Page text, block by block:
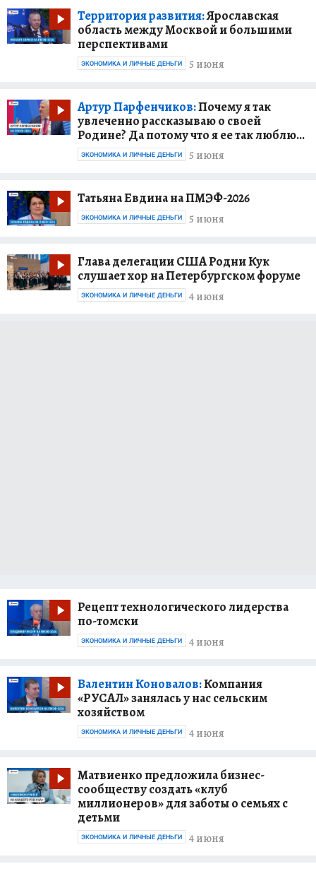
Территория развития:Ярославская
область между Москвой и большими
перспективами
5 июня
ЭКОНОМИКА И ЛИЧНЫЕ ДЕНЬГИ
Артур Парфенчиков:Почему я так
увлеченно рассказываю о своей
Родине? Да потому что я ее так люблю…
5 июня
ЭКОНОМИКА И ЛИЧНЫЕ ДЕНЬГИ
Татьяна Евдина на ПМЭФ-2026
5 июня
ЭКОНОМИКА И ЛИЧНЫЕ ДЕНЬГИ
Глава делегации США Родни Кук
слушает хор на Петербургском форуме
4 июня
ЭКОНОМИКА И ЛИЧНЫЕ ДЕНЬГИ
Рецепт технологического лидерства
по-томски
4 июня
ЭКОНОМИКА И ЛИЧНЫЕ ДЕНЬГИ
Валентин Коновалов:Компания
«РУСАЛ» занялась у нас сельским
хозяйством
4 июня
ЭКОНОМИКА И ЛИЧНЫЕ ДЕНЬГИ
Матвиенко предложила бизнес-
сообществу создать «клуб
миллионеров» для заботы о семьях с
детьми
4 июня
ЭКОНОМИКА И ЛИЧНЫЕ ДЕНЬГИ